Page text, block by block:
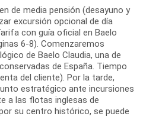
de media pensión (desayuno y
excursión opcional de día
con guía oficial en Baelo
6-8). Comenzaremos
de Baelo Claudia, una de
de España. Tiempo
del cliente). Por la tarde,
estratégico ante incursiones
a las flotas inglesas de
su centro histórico, se puede